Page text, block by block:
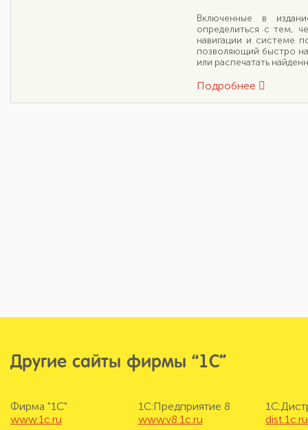
Включенные в
определиться с тем,
навигации и системе
позволяющий быстро
или распечатать
Подробнее
Другие сайты фирмы “1С”
Фирма "1С"
www.1c.ru
1С:Предприятие 8
www.v8.1c.ru
dist.1c.ru